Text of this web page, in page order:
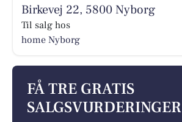
Birkevej 22, 5800 Nyborg
Til salg hos
home Nyborg
FÅ TRE GRATIS
SALGSVURDERINGER